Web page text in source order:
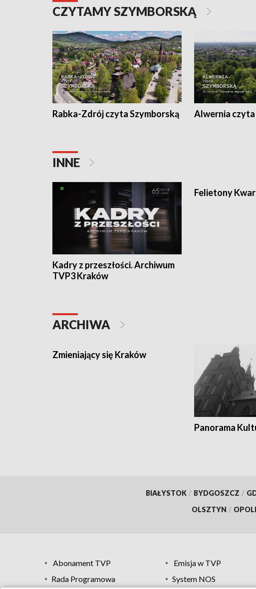
CZYTAMY SZYMBORSKĄ
Rabka-Zdrój czyta Szymborską Alwernia czyta
INNE
Kadry z przeszłości. Archiwum
TVP3 Kraków
Felietony
ARCHIWA
Zmieniający się Kraków
Panorama
BIAŁYSTOK / BYDGOSZCZ /
OLSZTYN /
Abonament TVP Emisja w TVP
Rada Programowa
System NOS